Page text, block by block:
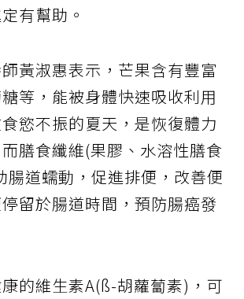
有幫助。
黃淑惠表示，芒果含有豐富
等，能被身體快速吸收利用
慾不振的夏天，是恢復體力
膳食纖維(果膠、水溶性膳食
腸道蠕動，促進排便，改善便
留於腸道時間，預防腸癌發
的維生素A(ß-胡蘿蔔素)，可